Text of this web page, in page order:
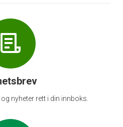
nyheter rett i din innboks.